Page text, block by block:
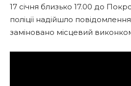
17 січня близько 17.00 до
поліції надійшло
заміновано місцевий